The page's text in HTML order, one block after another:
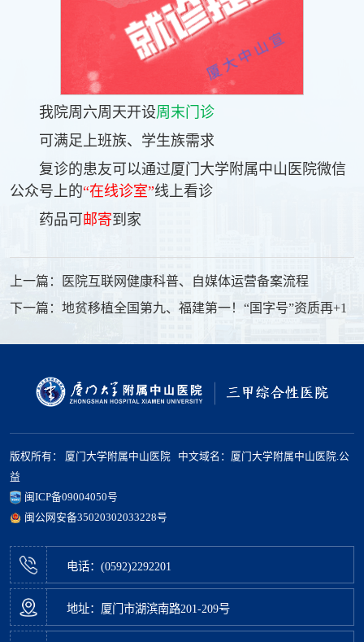
我院周六周天开设周末门诊
可满足上班族、学生族需求
复诊的患友可以通过厦门大学附属中山医院微信
公众号上的“在线诊室”线上看诊
药品可 邮寄到家
上一篇：医院互联网健康科普、自媒体运营备案流程
下一篇：地贫移植全国第九、福建第一！“国字号”资质再+1
版权所有： 厦门大学附属中山医院 中文域名：厦门大学附属中山医院.公
益
闽ICP备09004050号
闽公网安备35020302033228号
电话：(0592)2292201
地址：厦门市湖滨南路201-209号